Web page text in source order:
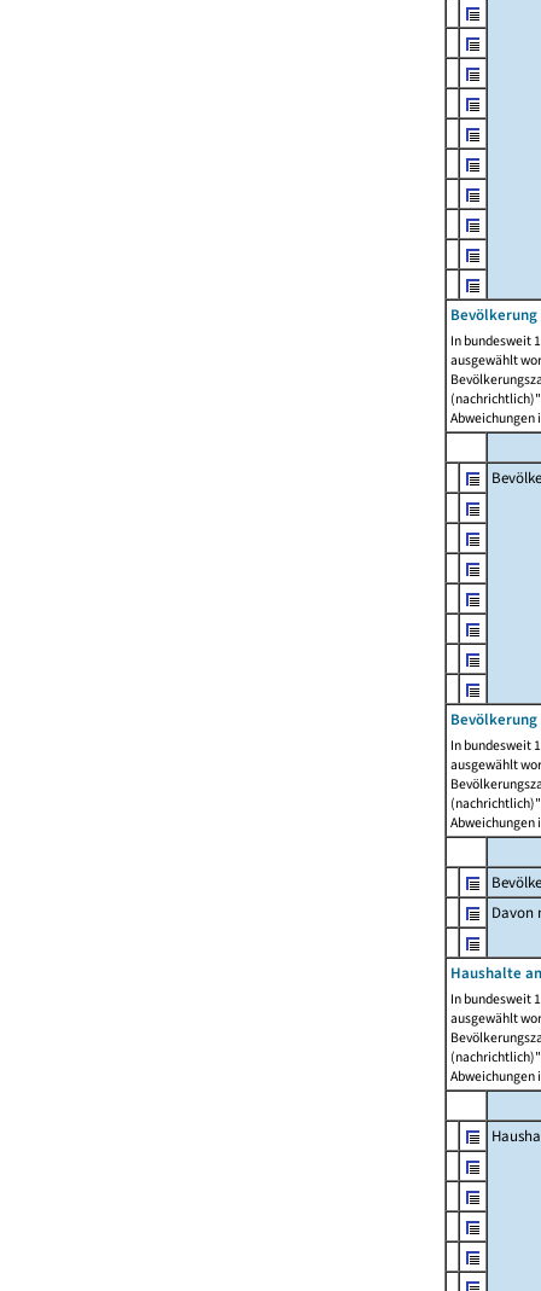
In bundesweit
ausgewählt
Abweichungen
In bundesweit
ausgewählt
Abweichungen
Davon
Haushalte
In bundesweit
ausgewählt
Abweichungen